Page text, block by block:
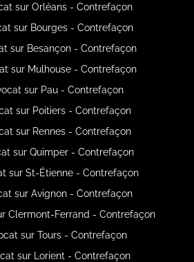
sur Orléans - Contrefaçon
sur Bourges - Contrefaçon
sur Besançon - Contrefaçon
sur Mulhouse - Contrefaçon
sur Pau - Contrefaçon
sur Poitiers - Contrefaçon
sur Rennes - Contrefaçon
sur Quimper - Contrefaçon
sur St-Étienne - Contrefaçon
sur Avignon - Contrefaçon
Clermont-Ferrand - Contrefaçon
sur Tours - Contrefaçon
sur Lorient - Contrefaçon